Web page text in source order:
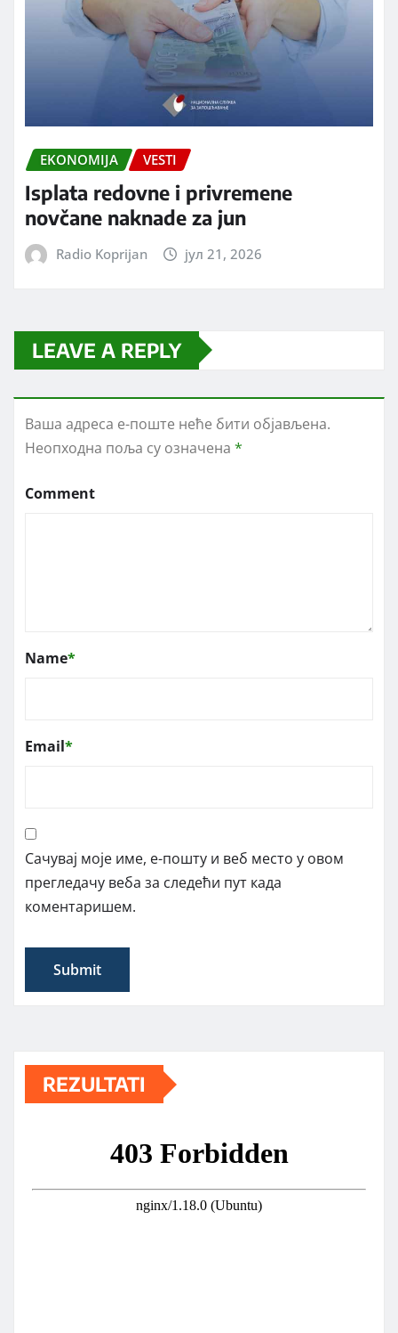
EKONOMIJA VESTI
Isplata redovne i privremene
novčane naknade za jun
Radio Koprijan јул 21, 2026
LEAVE A REPLY
Ваша адреса е-поште неће бити објављена.
Неопходна поља су означена *
Comment
Name*
Email*
Сачувај моје име, е-пошту и веб место у овом
прегледачу веба за следећи пут када
коментаришем.
REZULTATI